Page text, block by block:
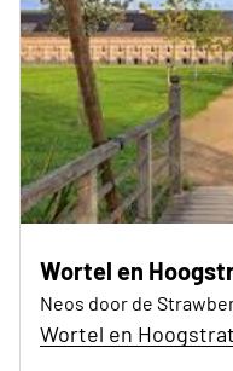
Wortel en
Neos door de
Wortel en